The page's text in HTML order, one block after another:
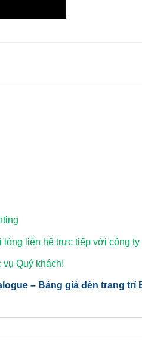
lòng liên hệ trực tiếp với công
Quý khách!
– Bảng giá đèn trang trí